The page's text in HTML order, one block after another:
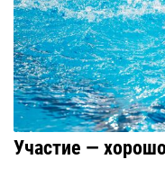
Участие —